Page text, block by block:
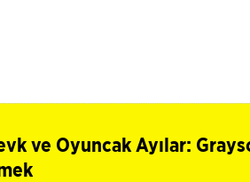
ve Oyuncak Ayılar: